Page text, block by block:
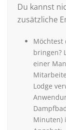
Du kannst
zusätzliche
Möchtest
bringen?
einer
Lodge
Minuten)